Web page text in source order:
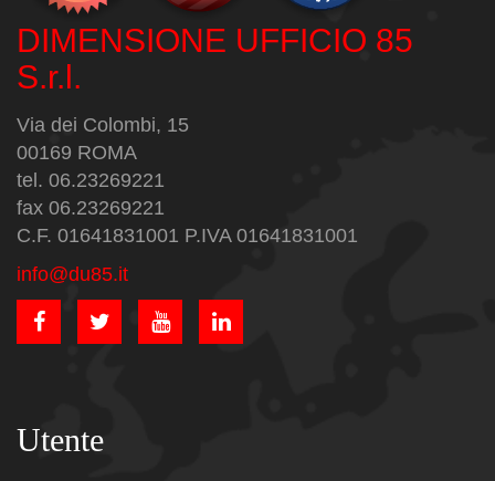
DIMENSIONE UFFICIO 85
S.r.l.
Via dei Colombi, 15
00169 ROMA
tel. 06.23269221
fax 06.23269221
C.F. 01641831001 P.IVA 01641831001
info@du85.it
Utente